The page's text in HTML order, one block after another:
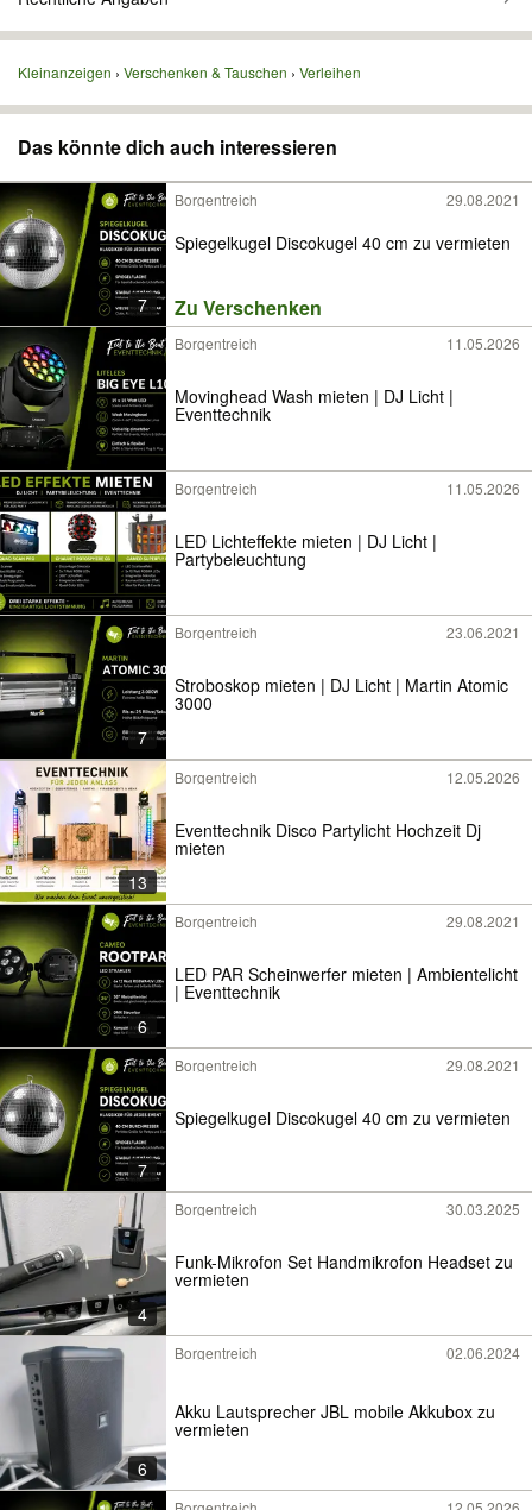
Kleinanzeigen Verschenken & Tauschen Verleihen
Das könnte dich auch interessieren
7
Borgentreich 29.08.2021
Spiegelkugel Discokugel 40 cm zu vermieten
Zu Verschenken
Borgentreich 11.05.2026
Movinghead Wash mieten | DJ Licht |
Eventtechnik
Borgentreich 11.05.2026
LED Lichteffekte mieten | DJ Licht |
Partybeleuchtung
7
Borgentreich 23.06.2021
Stroboskop mieten | DJ Licht | Martin Atomic
3000
13
Borgentreich 12.05.2026
Eventtechnik Disco Partylicht Hochzeit Dj
mieten
6
Borgentreich 29.08.2021
LED PAR Scheinwerfer mieten | Ambientelicht
| Eventtechnik
7
Borgentreich 29.08.2021
Spiegelkugel Discokugel 40 cm zu vermieten
4
Borgentreich 30.03.2025
Funk-Mikrofon Set Handmikrofon Headset zu
vermieten
6
Borgentreich 02.06.2024
Akku Lautsprecher JBL mobile Akkubox zu
vermieten